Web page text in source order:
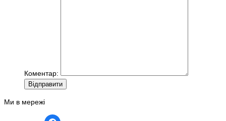
Коментар:
Вiдправити
Ми в мережі